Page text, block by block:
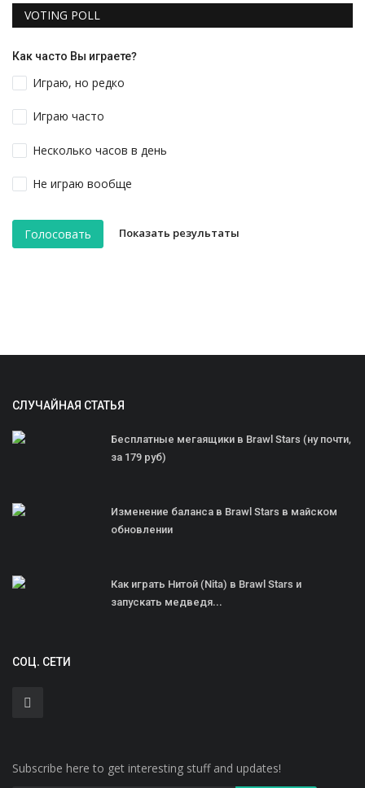
VOTING POLL
Как часто Вы играете?
Играю, но редко
Играю часто
Несколько часов в день
Не играю вообще
Голосовать Показать результаты
СЛУЧАЙНАЯ СТАТЬЯ
Бесплатные мегаящики в Brawl Stars (ну почти,
за 179 руб)
Изменение баланса в Brawl Stars в майском
обновлении
Как играть Нитой (Nita) в Brawl Stars и
запускать медведя...
СОЦ. СЕТИ
Subscribe here to get interesting stuff and updates!